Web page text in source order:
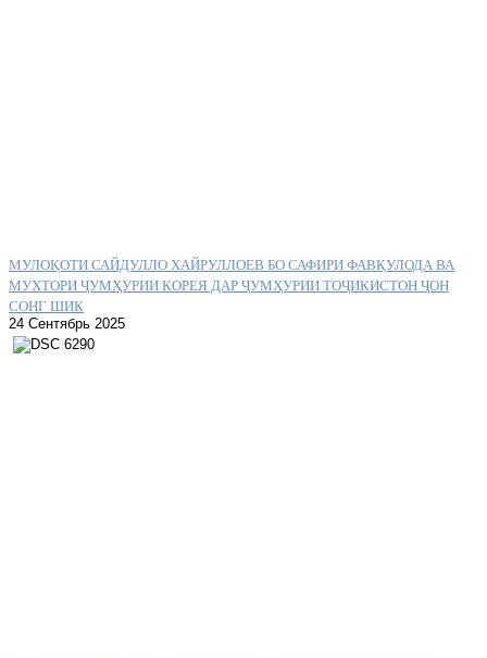
МУЛОҚОТИ САЙДУЛЛО ХАЙРУЛЛОЕВ БО САФИРИ ФАВҚУЛОДА ВА
МУХТОРИ ҶУМҲУРИИ КОРЕЯ ДАР ҶУМҲУРИИ ТОҶИКИСТОН ҶОН
СОНГ ШИК
24 Сентябрь 2025